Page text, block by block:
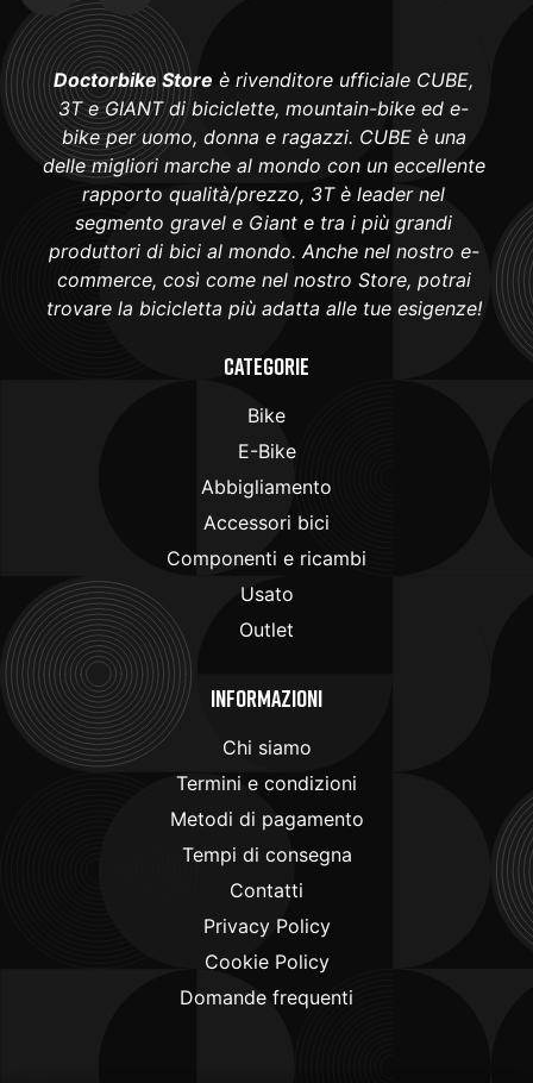
Doctorbike Store è rivenditore ufficiale CUBE,
3T e GIANT di biciclette, mountain-bike ed e-
bike per uomo, donna e ragazzi. CUBE è una
delle migliori marche al mondo con un eccellente
rapporto qualità/prezzo, 3T è leader nel
segmento gravel e Giant e tra i più grandi
produttori di bici al mondo. Anche nel nostro e-
commerce, così come nel nostro Store, potrai
trovare la bicicletta più adatta alle tue esigenze!
Categorie
Bike
E-Bike
Abbigliamento
Accessori bici
Componenti e ricambi
Usato
Outlet
Informazioni
Chi siamo
Termini e condizioni
Metodi di pagamento
Tempi di consegna
Contatti
Privacy Policy
Cookie Policy
Domande frequenti